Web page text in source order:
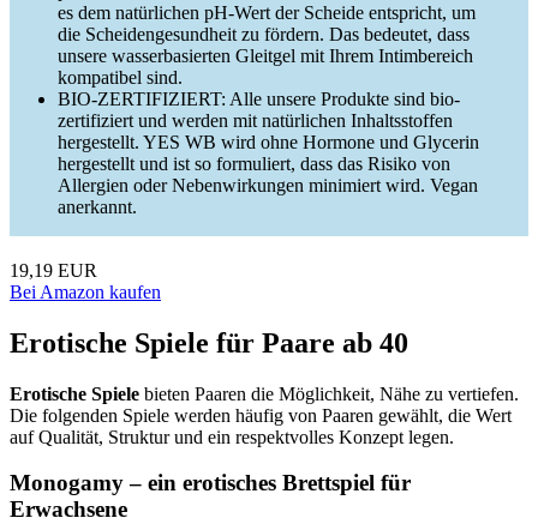
es dem natürlichen pH-Wert der Scheide entspricht, um
die Scheidengesundheit zu fördern. Das bedeutet, dass
unsere wasserbasierten Gleitgel mit Ihrem Intimbereich
kompatibel sind.
BIO-ZERTIFIZIERT: Alle unsere Produkte sind bio-
zertifiziert und werden mit natürlichen Inhaltsstoffen
hergestellt. YES WB wird ohne Hormone und Glycerin
hergestellt und ist so formuliert, dass das Risiko von
Allergien oder Nebenwirkungen minimiert wird. Vegan
anerkannt.
19,19 EUR
Bei Amazon kaufen
Erotische Spiele für Paare ab 40
Erotische Spiele bieten Paaren die Möglichkeit, Nähe zu vertiefen.
Die folgenden Spiele werden häufig von Paaren gewählt, die Wert
auf Qualität, Struktur und ein respektvolles Konzept legen.
Monogamy – ein erotisches Brettspiel für
Erwachsene